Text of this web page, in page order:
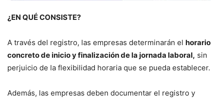
¿EN QUÉ CONSISTE?
A través del registro, las empresas determinarán el horario
concreto de inicio y finalización de la jornada laboral, sin
perjuicio de la flexibilidad horaria que se pueda establecer.
Además, las empresas deben documentar el registro y